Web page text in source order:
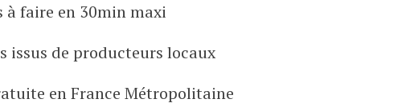
à faire en 30min maxi
issus de producteurs locaux
en France Métropolitaine